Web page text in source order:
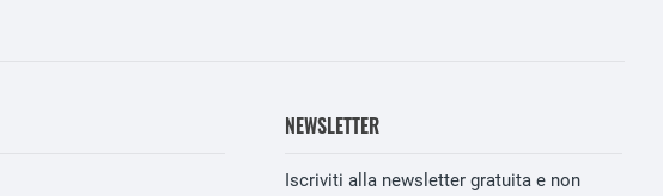
NEWSLETTER
Iscriviti alla newsletter gratuita e non